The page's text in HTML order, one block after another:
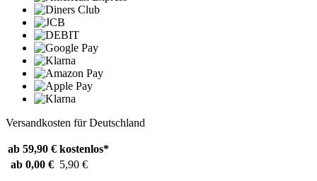
Versandkosten für Deutschland
ab 59,90 € kostenlos*
ab 0,00 € 5,90 €